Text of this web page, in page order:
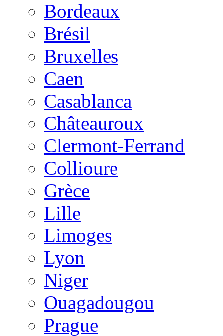
Bordeaux
Brésil
Bruxelles
Caen
Casablanca
Châteauroux
Clermont-Ferrand
Collioure
Grèce
Lille
Limoges
Lyon
Niger
Ouagadougou
Prague